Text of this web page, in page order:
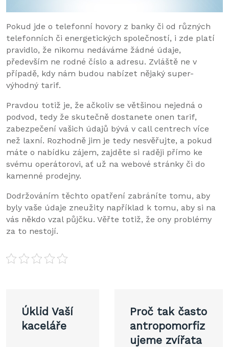
Pokud jde o telefonní hovory z banky či od různých
telefonních či energetických společností, i zde platí
pravidlo, že nikomu nedáváme žádné údaje,
především ne rodné číslo a adresu. Zvláště ne v
případě, kdy nám budou nabízet nějaký super-
výhodný tarif.
Pravdou totiž je, že ačkoliv se většinou nejedná o
podvod, tedy že skutečně dostanete onen tarif,
zabezpečení vašich údajů bývá v call centrech více
než laxní. Rozhodně jim je tedy nesvěřujte, a pokud
máte o nabídku zájem, zajděte si raději přímo ke
svému operátorovi, ať už na webové stránky či do
kamenné prodejny.
Dodržováním těchto opatření zabráníte tomu, aby
byly vaše údaje zneužity například k tomu, aby si na
vás někdo vzal půjčku. Věřte totiž, že ony problémy
za to nestojí.
Navigace
pro
Úklid Vaší
kaceláře
Proč tak často
antropomorfiz
ujeme zvířata